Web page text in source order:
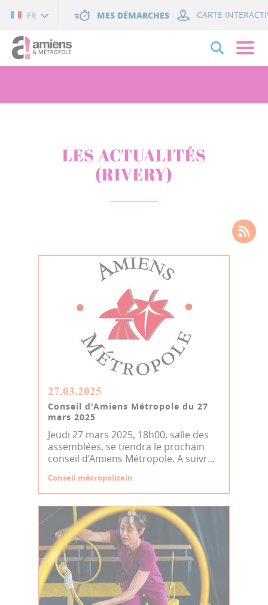
FR MES DÉMARCHES CARTE
LES ACTUALITÉS
(RIVERY)
27.03.2025
Conseil d'Amiens Métropole du 27
mars 2025
Jeudi 27 mars 2025, 18h00, salle des
assemblées, se tiendra le prochain
conseil d’Amiens Métropole. A suivr...
Conseil métropolitain